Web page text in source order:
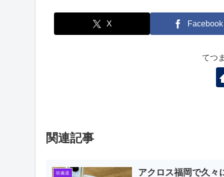
X Facebook
てつ
関連記事
吹奏楽
アクロス福岡で久々